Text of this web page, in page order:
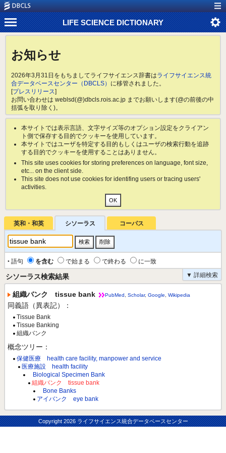
LIFE SCIENCE DICTIONARY
お知らせ
2026年3月31日をもちましてライフサイエンス辞書はライフサイエンス統
合データベースセンター（DBCLS） に移管されました。
[プレスリリース]
お問い合わせは weblsd(@)dbcls.rois.ac.jp までお願いします(@の前後の中
括弧を取り除く)。
本サイトでは表示言語、文字サイズ等のオプション設定をクライアン
ト側で保存する目的でクッキーを使用しています。
本サイトではユーザを特定する目的もしくはユーザの検索行動を追跡
する目的でクッキーを使用することはありません。
This site uses cookies for storing preferences on language, font size,
etc... on the client side.
This site does not use cookies for identifing users or tracing users'
activities.
英和・和英 シソーラス コーパス
‣ 語句 を含む で始まる で終わる
に一致
▼ 詳細検索
シソーラス検索結果
組織バンク tissue bank PubMed Scholar, Google Wikipedia
同義語（異表記）：
Tissue Bank
Tissue Banking
組織バンク
概念ツリー：
保健医療 health care facility, manpower and service
医療施設 health facility
Biological Specimen Bank
組織バンク tissue bank
Bone Banks
アイバンク eye bank
Copyright2026 ライフサイエンス統合データベースセンター